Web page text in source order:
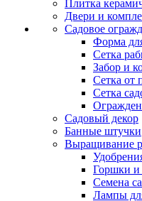
Плитка
Двери и
Садовое
Форма
Сетка
Забор и
Сетка от
Сетка
Садовый декор
Банные штучки
Выращивание
Горшки и
Семена
Лампы